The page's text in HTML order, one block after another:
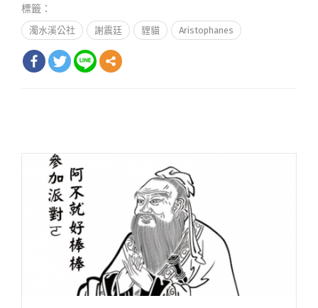
標籤：
濁水溪公社 謝震廷 貍貓 Aristophanes